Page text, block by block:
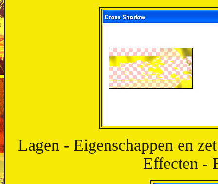
Lagen - Eigenschappen en
Effecten -